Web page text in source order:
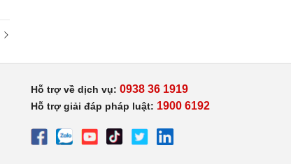
Hỗ trợ về dịch vụ: 0938 36 1919
Hỗ trợ giải đáp pháp luật: 1900 6192